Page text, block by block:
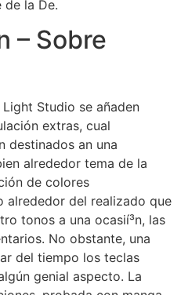
de la De.
– Sobre
Studio se añaden
extras, cual
destinados an una
alrededor tema de la
de colores
alrededor del realizado que
tonos a una ocasií³n, las
No obstante, una
del tiempo los teclas
genial aspecto. La